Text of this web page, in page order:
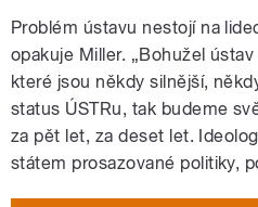
Problém ústavu nestojí na
opakuje Miller. „Bohužel
které jsou někdy silnější,
status ÚSTRu, tak budeme
za pět let, za deset let.
státem prosazované politiky,